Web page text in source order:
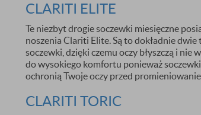
CLARITI ELITE
Te niezbyt drogie soczewki miesięczne
noszenia Clariti Elite. Są to dokładnie
soczewki, dzięki czemu oczy błyszczą i
do wysokiego komfortu ponieważ
ochronią Twoje oczy przed
CLARITI TORIC